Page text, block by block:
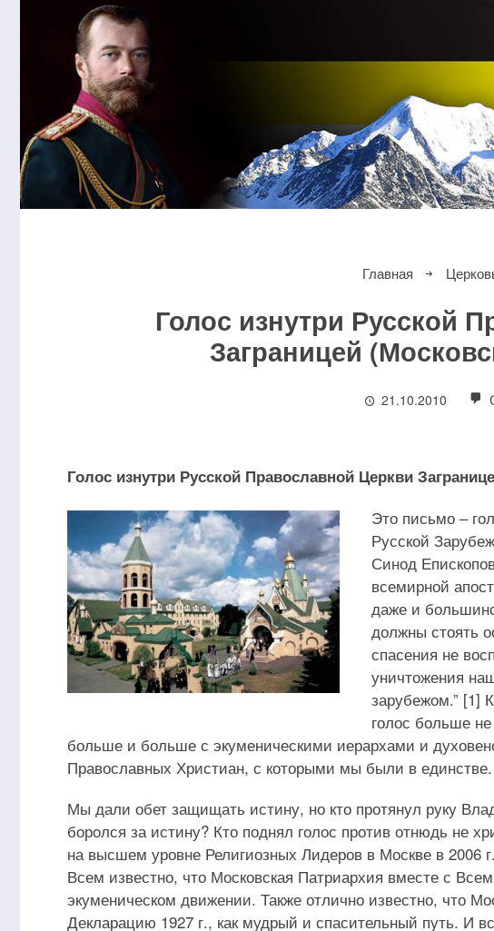
Главная
Голос изнутри Русской
Заграницей
21.10.2010
Голос изнутри Русской Православной Церкви
Это письмо –
Русской
Синод
всемирной
даже и
должны стоять
спасения не
уничтожения
зарубежом.” [1]
голос больше
больше и больше с экуменическими иерархами и
Православных Христиан, с которыми мы были в единстве.
Мы дали обет защищать истину, но кто протянул руку
боролся за истину? Кто поднял голос против отнюдь не
на высшем уровне Религиозных Лидеров в Москве в 2006
Всем известно, что Московская Патриархия вместе с
экуменическом движении. Также отлично известно, что
Декларацию 1927 г., как мудрый и спасительный путь. И